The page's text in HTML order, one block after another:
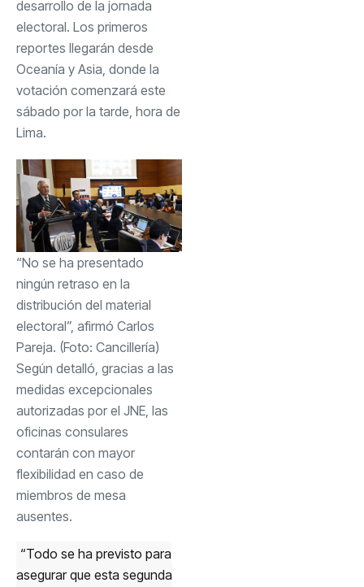
desarrollo de la jornada
electoral. Los primeros
reportes llegarán desde
Oceanía y Asia, donde la
votación comenzará este
sábado por la tarde, hora de
Lima.
“⁠No se ha presentado
ningún retraso en la
distribución del material
electoral”, afirmó Carlos
Pareja. (Foto: Cancillería)
Según detalló, gracias a las
medidas excepcionales
autorizadas por el JNE, las
oficinas consulares
contarán con mayor
flexibilidad en caso de
miembros de mesa
ausentes.
“Todo se ha previsto para
asegurar que esta segunda